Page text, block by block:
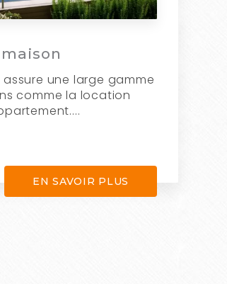
assure une large gamme
comme la location
EN SAVOIR PLUS